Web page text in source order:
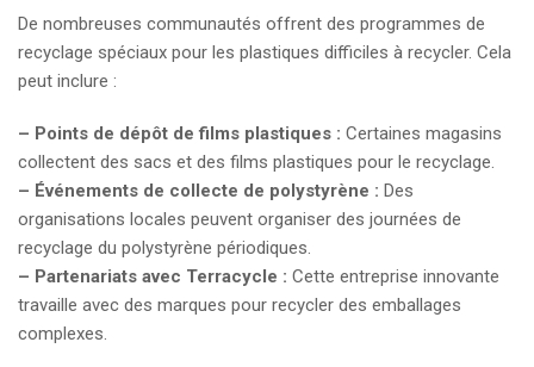
De nombreuses communautés offrent des programmes de
recyclage spéciaux pour les plastiques difficiles à recycler. Cela
peut inclure :
– Points de dépôt de films plastiques : Certaines magasins
collectent des sacs et des films plastiques pour le recyclage.
– Événements de collecte de polystyrène : Des
organisations locales peuvent organiser des journées de
recyclage du polystyrène périodiques.
– Partenariats avec Terracycle : Cette entreprise innovante
travaille avec des marques pour recycler des emballages
complexes.